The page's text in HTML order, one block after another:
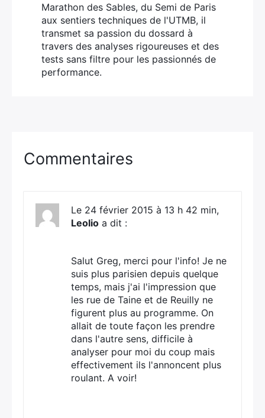
Marathon des Sables, du Semi de Paris
aux sentiers techniques de l'UTMB, il
transmet sa passion du dossard à
travers des analyses rigoureuses et des
tests sans filtre pour les passionnés de
performance.
Commentaires
Le 24 février 2015 à 13 h 42 min,
Leolio a dit :
Salut Greg, merci pour l'info! Je ne
suis plus parisien depuis quelque
temps, mais j'ai l'impression que
les rue de Taine et de Reuilly ne
figurent plus au programme. On
allait de toute façon les prendre
dans l'autre sens, difficile à
analyser pour moi du coup mais
effectivement ils l'annoncent plus
roulant. A voir!